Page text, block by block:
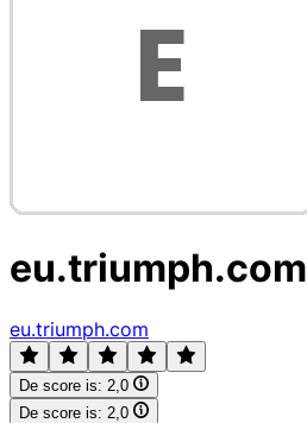
eu.triumph.com
eu.triumph.com
De score is: 2,0
De score is: 2,0